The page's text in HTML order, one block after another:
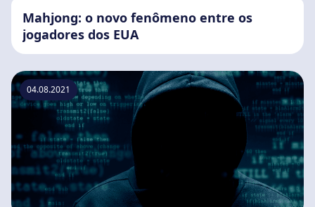
Mahjong: o novo fenômeno entre os
jogadores dos EUA
04.08.2021